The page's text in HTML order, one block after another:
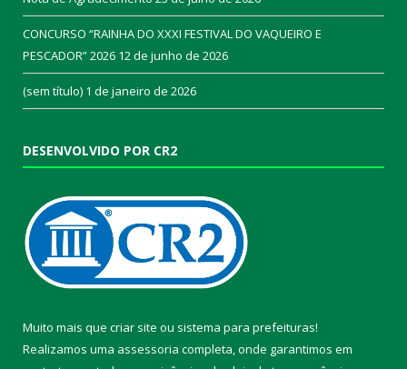
CONCURSO “RAINHA DO XXXI FESTIVAL DO VAQUEIRO E
PESCADOR” 2026 12 de junho de 2026
(sem título) 1 de janeiro de 2026
DESENVOLVIDO POR CR2
Muito mais que criar site ou sistema para prefeituras!
Realizamos uma assessoria completa, onde garantimos em